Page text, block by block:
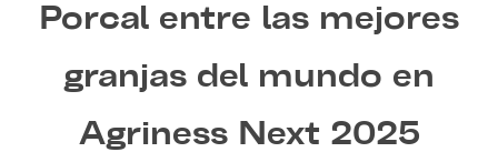
Porcal entre las mejores
granjas del mundo en
Agriness Next 2025